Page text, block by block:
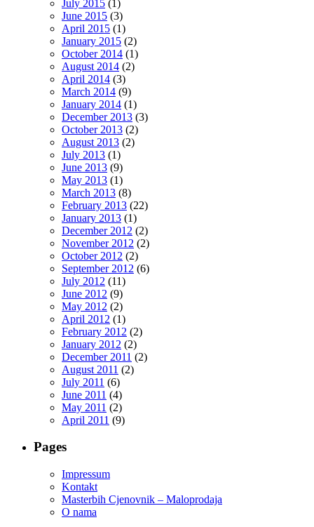
July 2015 (1)
June 2015 (3)
April 2015 (1)
January 2015 (2)
October 2014 (1)
August 2014 (2)
April 2014 (3)
March 2014 (9)
January 2014 (1)
December 2013 (3)
October 2013 (2)
August 2013 (2)
July 2013 (1)
June 2013 (9)
May 2013 (1)
March 2013 (8)
February 2013 (22)
January 2013 (1)
December 2012 (2)
November 2012 (2)
October 2012 (2)
September 2012 (6)
July 2012 (11)
June 2012 (9)
May 2012 (2)
April 2012 (1)
February 2012 (2)
January 2012 (2)
December 2011 (2)
August 2011 (2)
July 2011 (6)
June 2011 (4)
May 2011 (2)
April 2011 (9)
Pages
Impressum
Kontakt
Masterbih Cjenovnik – Maloprodaja
O nama